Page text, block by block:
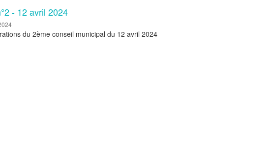
- 12 avril 2024
du 2ème conseil municipal du 12 avril 2024